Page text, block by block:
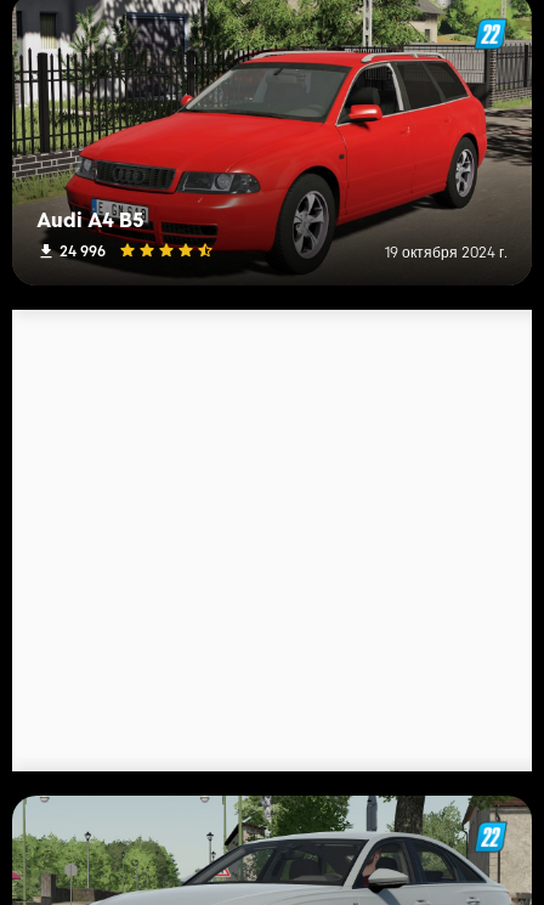
Audi A4 B5
24 996 19 октября 2024 г.